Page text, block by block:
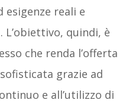
esigenze reali e
quindi, è
che renda l’offerta
grazie ad
e all’utilizzo di